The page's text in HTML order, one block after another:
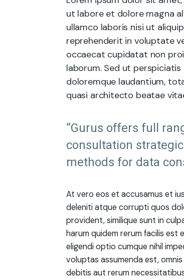
ut labore et dolore magna
ullamco laboris nisi ut
reprehenderit in voluptate
occaecat cupidatat non
laborum. Sed ut
doloremque laudantium,
quasi architecto beatae
”Gurus offers full
consultation
methods for data
At vero eos et accusamus et
deleniti atque corrupti quos
provident, similique sunt in
harum quidem rerum facilis
eligendi optio cumque nihil
voluptas assumenda est,
debitis aut rerum